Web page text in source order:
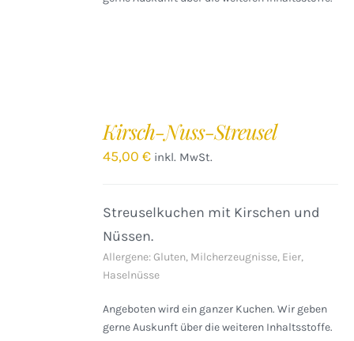
Kirsch-Nuss-Streusel
45,00€ inkl. MwSt.
Streuselkuchen mit Kirschen und
Nüssen.
Allergene: Gluten, Milcherzeugnisse, Eier,
Haselnüsse
Angeboten wird ein ganzer Kuchen. Wir geben
gerne Auskunft über die weiteren Inhaltsstoffe.